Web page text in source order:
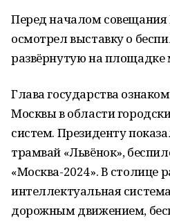
Перед началом
осмотрел выставку о
развёрнутую на площадке
Глава государства
Москвы в области
систем. Президенту
трамвай «Львёнок»,
«Москва-2024». В столице
интеллектуальная
дорожным движением,